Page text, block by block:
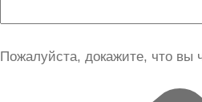
Пожалуйста, докажите, что вы